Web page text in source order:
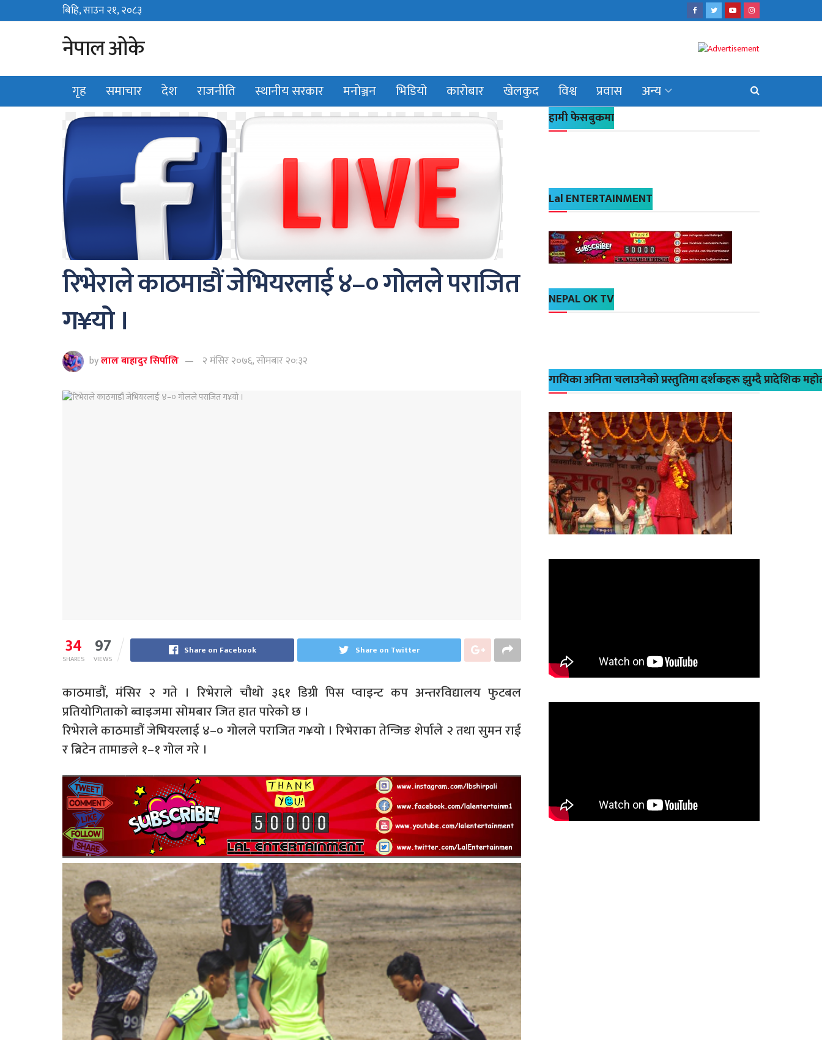
बिहि, साउन २१, २०८३
नेपाल ओके
गृह समाचार देश राजनीति स्थानीय सरकार मनोञ्जन भिडियो कारोबार खेलकुद विश्व प्रवास अन्य
रिभेराले काठमाडौं जेभियरलाई ४–० गोलले पराजित
ग¥यो ।
byलाल बाहादुर सिर्पालि २ मंसिर २०७६, सोमबार २०:३२
34
SHARES 97
VIEWS
Share on Facebook Share on Twitter
काठमाडौं, मंसिर २ गते । रिभेराले चौथो ३६१ डिग्री पिस प्वाइन्ट कप अन्तरविद्यालय फुटबल
प्रतियोगिताको ब्वाइजमा सोमबार जित हात पारेको छ ।
रिभेराले काठमाडौं जेभियरलाई ४–० गोलले पराजित ग¥यो । रिभेराका तेन्जिङ शेर्पाले २ तथा सुमन राई
र ब्रिटेन तामाङले १–१ गोल गरे ।
हामी फेसबुकमा
Lal ENTERTAINMENT
NEPAL OK TV
गायिका अनिता चलाउनेको प्रस्तुतिमा दर्शकहरू झुम्दै प्रादेशिक